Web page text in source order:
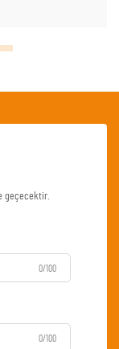
geçecektir.
0/100
0/100